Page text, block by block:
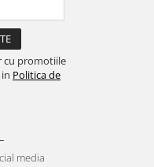
cu promotiile
Politica de
media